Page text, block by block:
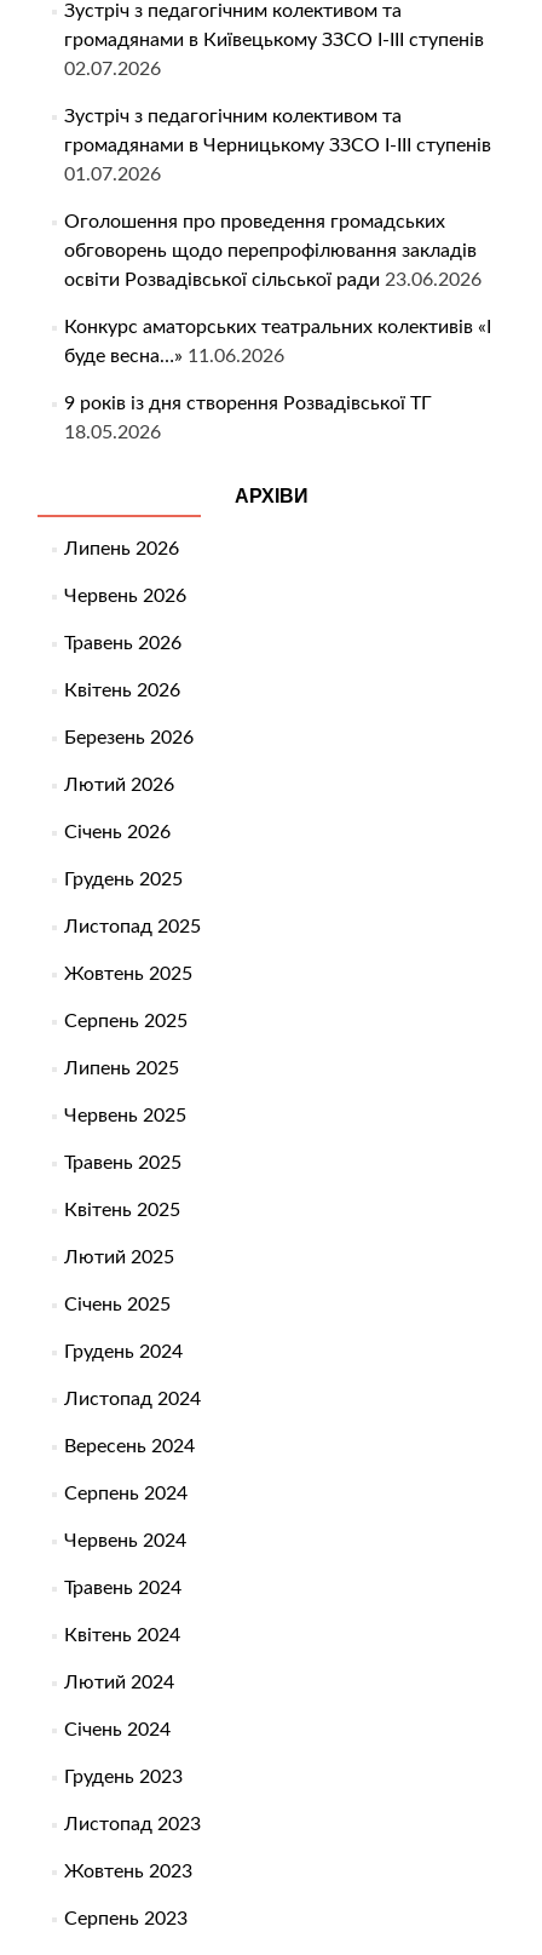
Зустріч з педагогічним колективом та
громадянами в Київецькому ЗЗСО І-ІІІ ступенів
02.07.2026
Зустріч з педагогічним колективом та
громадянами в Черницькому ЗЗСО І-ІІІ ступенів
01.07.2026
Оголошення про проведення громадських
обговорень щодо перепрофілювання закладів
освіти Розвадівської сільської ради 23.06.2026
Конкурс аматорських театральних колективів «І
буде весна…» 11.06.2026
9 років із дня створення Розвадівської ТГ
18.05.2026
АРХІВИ
Липень 2026
Червень 2026
Травень 2026
Квітень 2026
Березень 2026
Лютий 2026
Січень 2026
Грудень 2025
Листопад 2025
Жовтень 2025
Серпень 2025
Липень 2025
Червень 2025
Травень 2025
Квітень 2025
Лютий 2025
Січень 2025
Грудень 2024
Листопад 2024
Вересень 2024
Серпень 2024
Червень 2024
Травень 2024
Квітень 2024
Лютий 2024
Січень 2024
Грудень 2023
Листопад 2023
Жовтень 2023
Серпень 2023